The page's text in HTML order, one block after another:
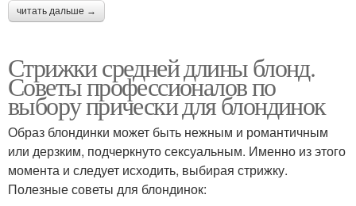
читать дальше →
Стрижки средней длины блонд.
Советы профессионалов по
выбору прически для блондинок
Образ блондинки может быть нежным и романтичным
или дерзким, подчеркнуто сексуальным. Именно из этого
момента и следует исходить, выбирая стрижку.
Полезные советы для блондинок: